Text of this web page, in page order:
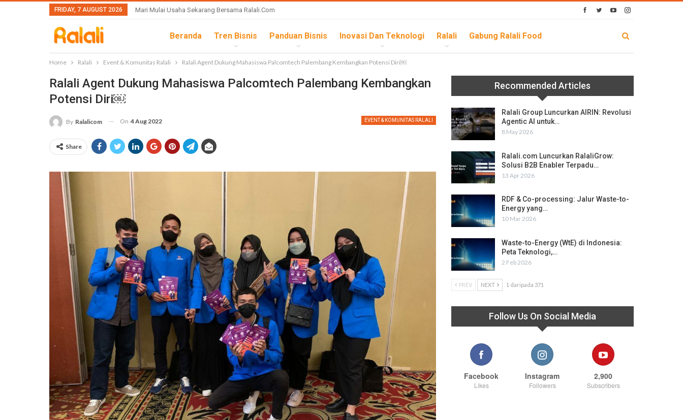
FRIDAY, 7 AUGUST 2026 Mari Mulai Usaha Sekarang Bersama Ralali.com
Beranda Tren Bisnis Panduan Bisnis Inovasi Dan Teknologi Ralali Gabung Ralali Food
Home Ralali Event & Komunitas Ralali Ralali Agent Dukung Mahasiswa Palcomtech Palembang Kembangkan Potensi Diri￼
Ralali Agent Dukung Mahasiswa Palcomtech Palembang Kembangkan
Potensi Diri￼
EVENT & KOMUNITAS RALALI
By Ralalicom On 4 Aug 2022
Share
Recommended Articles
Ralali Group Luncurkan AIRIN: Revolusi
Agentic AI untuk…
8 May 2026
Ralali.com Luncurkan RalaliGrow:
Solusi B2B Enabler Terpadu…
13 Apr 2026
RDF & Co-processing: Jalur Waste-to-
Energy yang…
10 Mar 2026
Waste-to-Energy (WtE) di Indonesia:
Peta Teknologi,…
2 Feb 2026
PREV NEXT 1 daripada 371
Follow Us On Social Media
Facebook
Likes
Instagram
Followers
2,900
Subscribers